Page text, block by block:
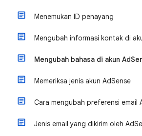
Menemukan ID penayang
Mengubah informasi kontak di
Mengubah bahasa di akun
Memeriksa jenis akun AdSense
Cara mengubah preferensi email
Jenis email yang dikirim oleh